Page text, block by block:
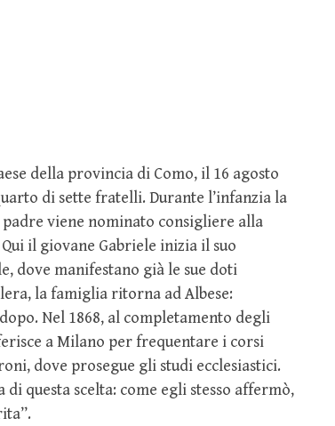
della provincia di Como, il 16 agosto
di sette fratelli. Durante l’infanzia la
viene nominato consigliere alla
il giovane Gabriele inizia il suo
dove manifestano già le sue doti
la famiglia ritorna ad Albese:
Nel 1868, al completamento degli
a Milano per frequentare i corsi
dove prosegue gli studi ecclesiastici.
questa scelta: come egli stesso affermò,